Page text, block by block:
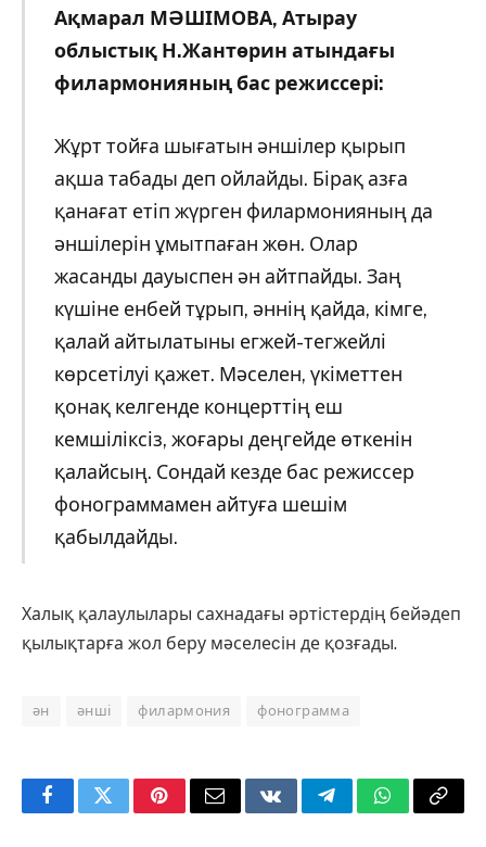
Ақмарал МӘШІМОВА, Атырау
облыстық Н.Жантөрин атындағы
филармонияның бас режиссері:
Жұрт тойға шығатын әншілер қырып
ақша табады деп ойлайды. Бірақ азға
қанағат етіп жүрген филармонияның да
әншілерін ұмытпаған жөн. Олар
жасанды дауыспен ән айтпайды. Заң
күшіне енбей тұрып, әннің қайда, кімге,
қалай айтылатыны егжей-тегжейлі
көрсетілуі қажет. Мәселен, үкіметтен
қонақ келгенде концерттің еш
кемшіліксіз, жоғары деңгейде өткенін
қалайсың. Сондай кезде бас режиссер
фонограммамен айтуға шешім
қабылдайды.
Халық қалаулылары сахнадағы әртістердің бейәдеп
қылықтарға жол беру мәселеcін де қозғады.
ән әнші филармония фонограмма
FacebookTwitterPinterestEmail VKontakteTelegramWhatsApp
Copy